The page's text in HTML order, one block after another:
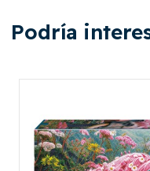
Podría